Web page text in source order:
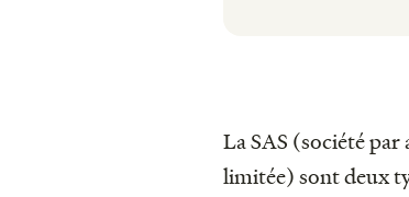
La SAS (société
limitée) sont deux